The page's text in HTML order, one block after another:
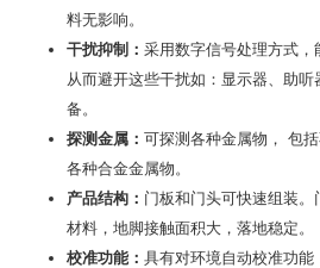
料无影响。
干扰抑制： 采用数字信号处理方式，
从而避开这些干扰如：显示器、助
备。
探测金属： 可探测各种金属物， 包
各种合金金属物。
产品结构： 门板和门头可快速组装
材料，地脚接触面积大，落地稳定。
校准功能： 具有对环境自动校准功